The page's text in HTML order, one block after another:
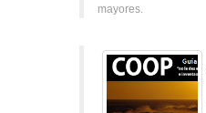
mayores.